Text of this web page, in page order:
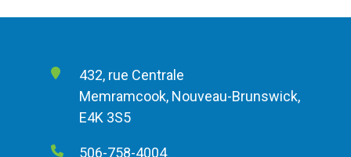
432, rue Centrale
Memramcook, Nouveau-Brunswick,
E4K 3S5
506-758-4004